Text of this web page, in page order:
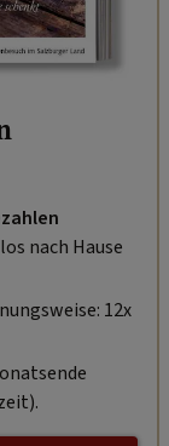
nach Hause
12x